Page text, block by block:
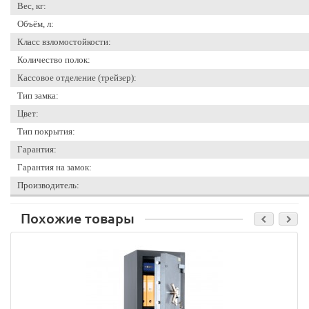
Вес, кг:
Объём, л:
Класс взломостойкости:
Количество полок:
Кассовое отделение (трейзер):
Тип замка:
Цвет:
Тип покрытия:
Гарантия:
Гарантия на замок:
Производитель:
Похожие товары